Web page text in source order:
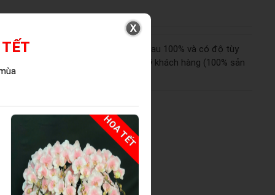
nhau, không hoàn toàn giống nhau 100% và có độ tùy
tầm 90%-95% như mẫu cho quý khách hàng (100% sản
HOA TẾT